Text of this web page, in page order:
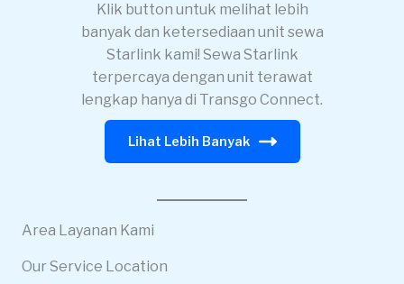
Klik button untuk melihat lebih
banyak dan ketersediaan unit sewa
Starlink kami! Sewa Starlink
terpercaya dengan unit terawat
lengkap hanya di Transgo Connect.
Lihat Lebih Banyak
Area Layanan Kami
Our Service Location